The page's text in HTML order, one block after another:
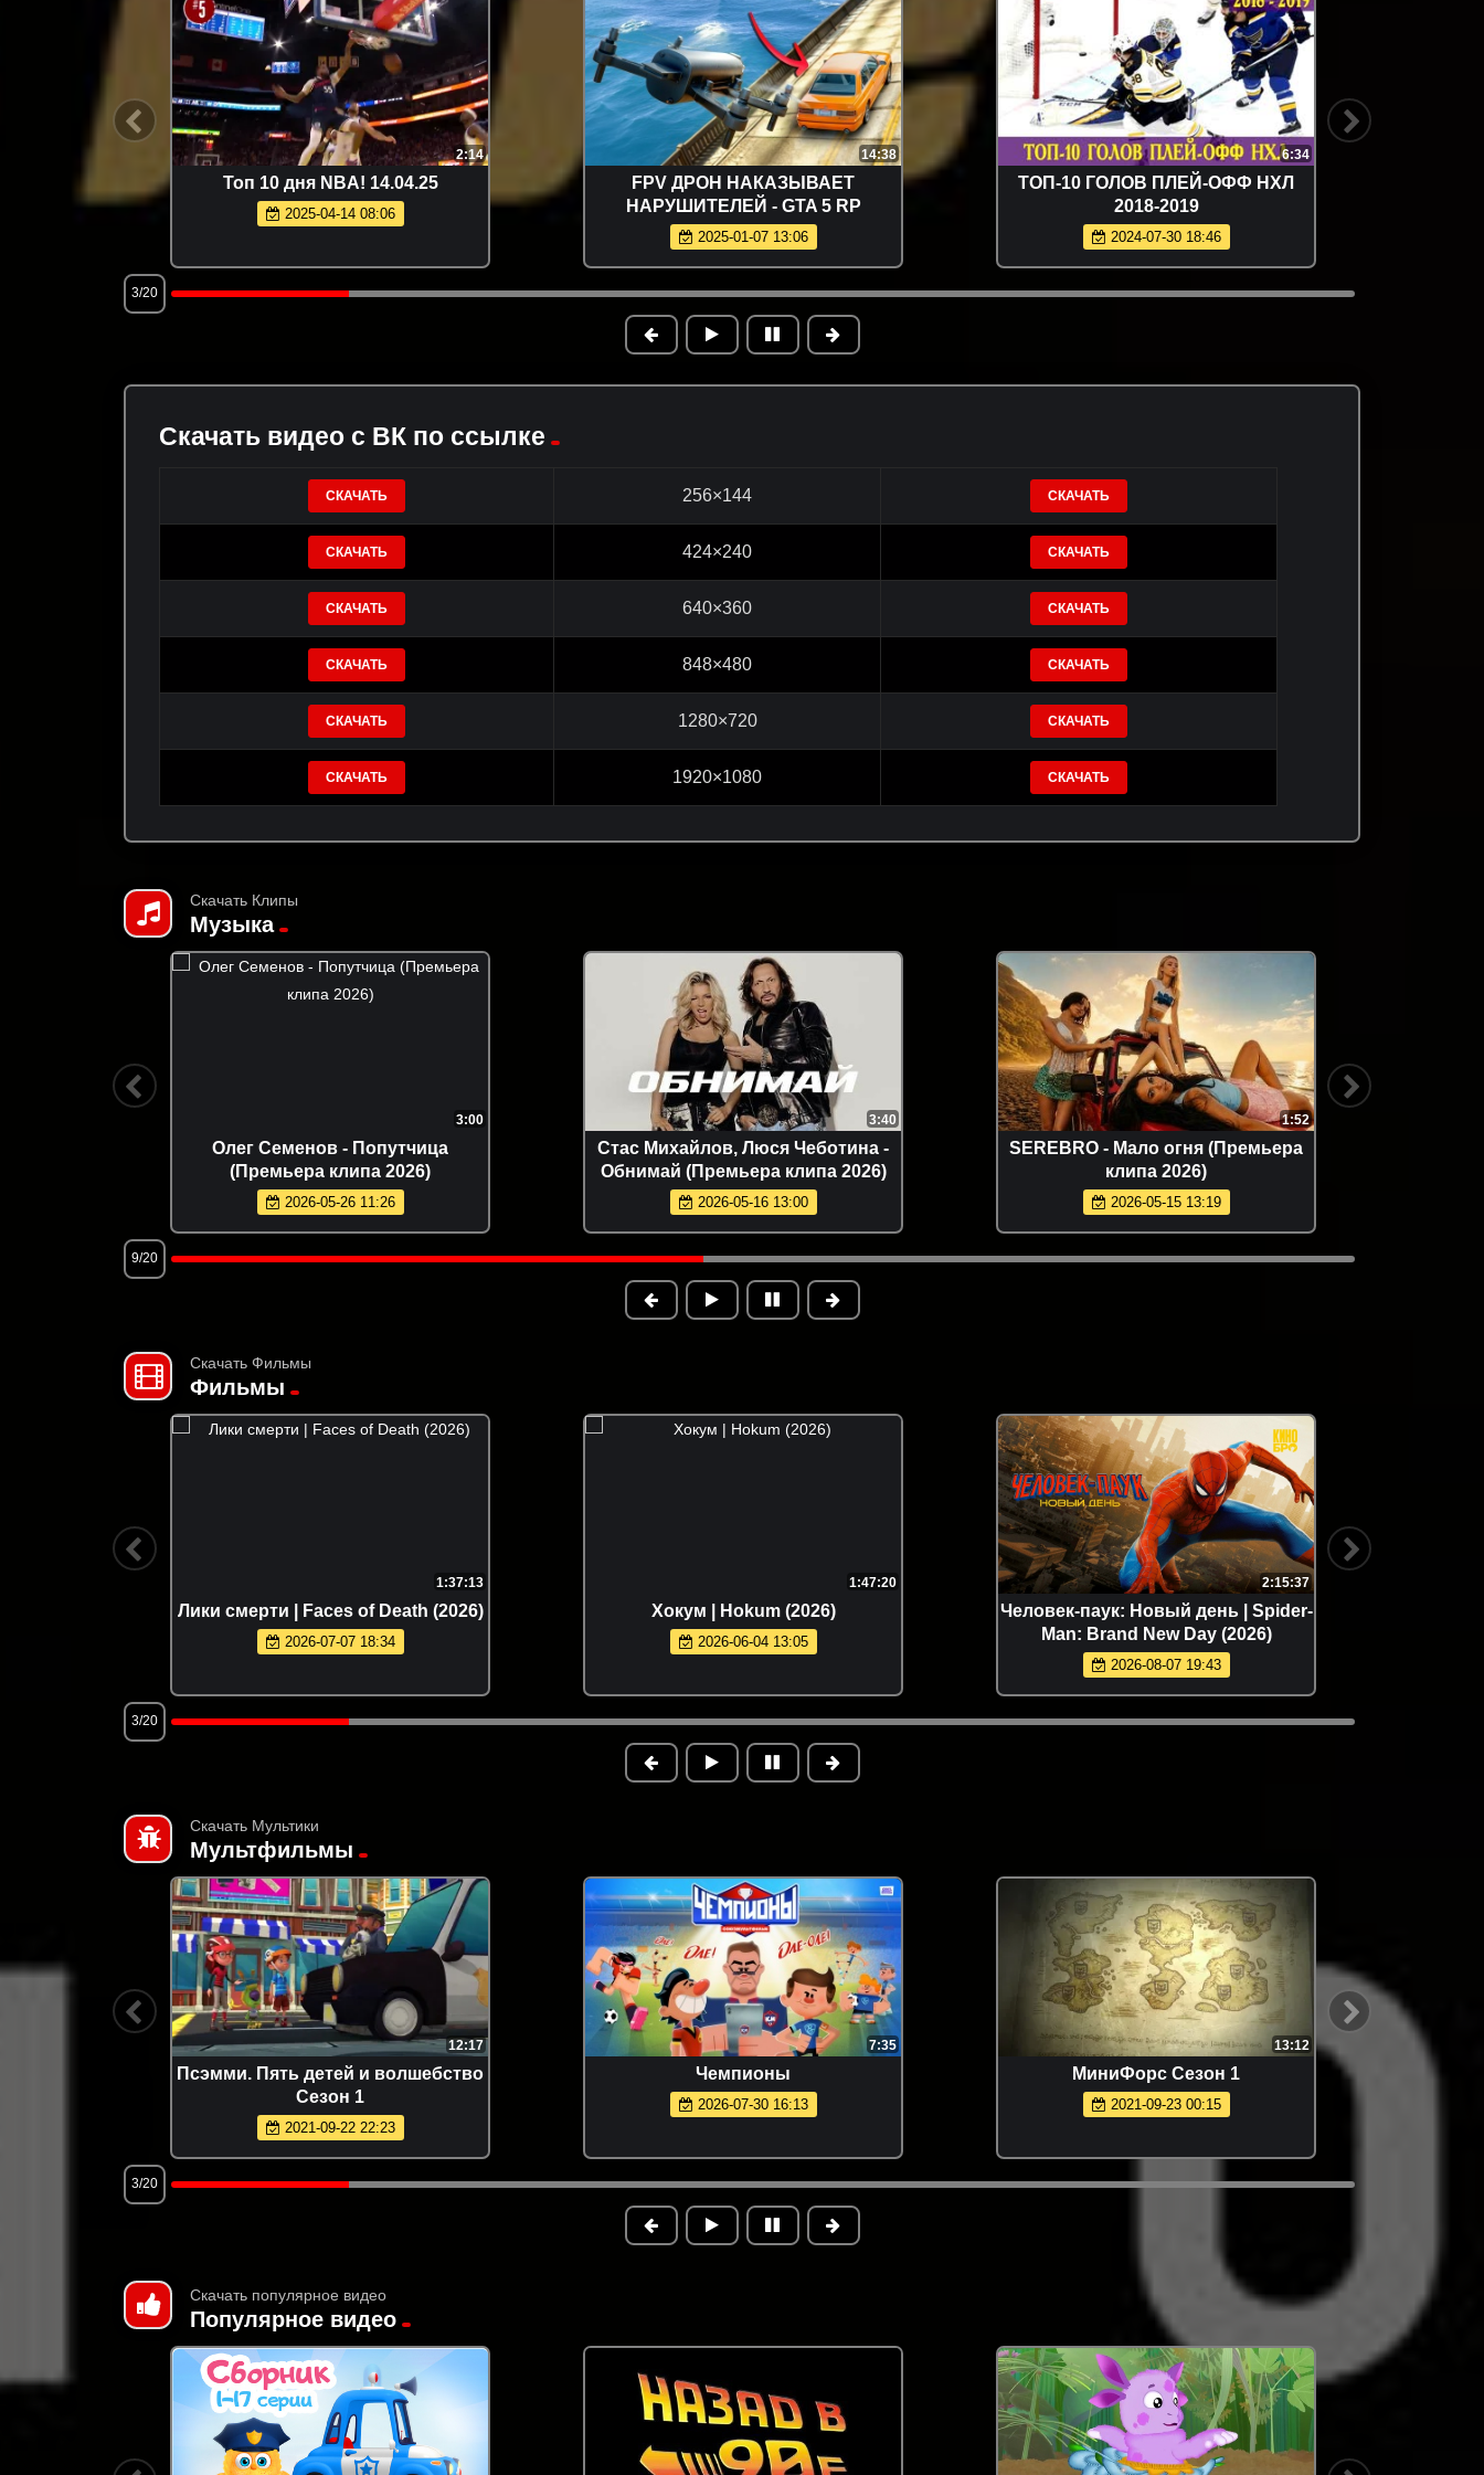
2:14
Топ 10 дня NBA! 14.04.25
2025-04-14 08:06
14:38
FPV ДРОН НАКАЗЫВАЕТ
НАРУШИТЕЛЕЙ - GTA 5 RP
2025-01-07 13:06
6:34
ТОП-10 ГОЛОВ ПЛЕЙ-ОФФ НХЛ
2018-2019
2024-07-30 18:46
3/20
Скачать видео с ВК по ссылке
СКАЧАТЬ 256×144 СКАЧАТЬ
СКАЧАТЬ 424×240 СКАЧАТЬ
СКАЧАТЬ 640×360 СКАЧАТЬ
СКАЧАТЬ 848×480 СКАЧАТЬ
СКАЧАТЬ 1280×720 СКАЧАТЬ
СКАЧАТЬ 1920×1080 СКАЧАТЬ
Скачать Клипы
Музыка
3:00
Олег Семенов - Попутчица
(Премьера клипа 2026)
2026-05-26 11:26
3:40
Стас Михайлов, Люся Чеботина -
Обнимай (Премьера клипа 2026)
2026-05-16 13:00
1:52
SEREBRO - Мало огня (Премьера
клипа 2026)
2026-05-15 13:19
9/20
Скачать Фильмы
Фильмы
1:37:13
Лики смерти | Faces of Death (2026)
2026-07-07 18:34
1:47:20
Хокум | Hokum (2026)
2026-06-04 13:05
2:15:37
Человек-паук: Новый день | Spider-
Man: Brand New Day (2026)
2026-08-07 19:43
3/20
Скачать Мультики
Мультфильмы
12:17
Псэмми. Пять детей и волшебство
Сезон 1
2021-09-22 22:23
7:35
Чемпионы
2026-07-30 16:13
13:12
МиниФорс Сезон 1
2021-09-23 00:15
3/20
Скачать популярное видео
Популярное видео